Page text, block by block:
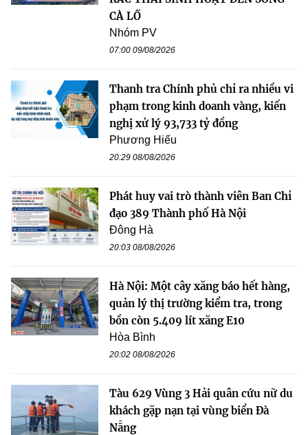
CÀ LỒ
Nhóm PV
07:00 09/08/2026
Thanh tra Chính phủ chỉ ra nhiều vi
phạm trong kinh doanh vàng, kiến
nghị xử lý 93,733 tỷ đồng
Phương Hiếu
20:29 08/08/2026
Phát huy vai trò thành viên Ban Chỉ
đạo 389 Thành phố Hà Nội
Đông Hà
20:03 08/08/2026
Hà Nội: Một cây xăng báo hết hàng,
quản lý thị trường kiểm tra, trong
bồn còn 5.409 lít xăng E10
Hòa Bình
20:02 08/08/2026
Tàu 629 Vùng 3 Hải quân cứu nữ du
khách gặp nạn tại vùng biển Đà
Nẵng